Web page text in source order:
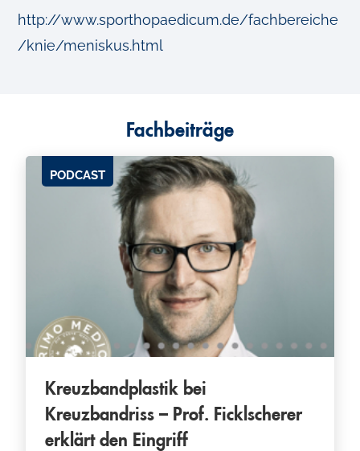
http://www.sporthopaedicum.de/fachbereiche
/knie/meniskus.html
Fachbeiträge
PODCAST
Kreuzbandplastik bei
Kreuzbandriss – Prof. Ficklscherer
erklärt den Eingriff